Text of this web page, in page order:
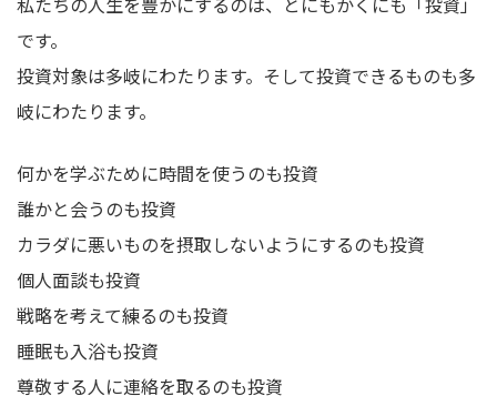
です。
投資対象は多岐にわたります。そして投資できるものも多
岐にわたります。
何かを学ぶために時間を使うのも投資
誰かと会うのも投資
カラダに悪いものを摂取しないようにするのも投資
個人面談も投資
戦略を考えて練るのも投資
睡眠も入浴も投資
尊敬する人に連絡を取るのも投資